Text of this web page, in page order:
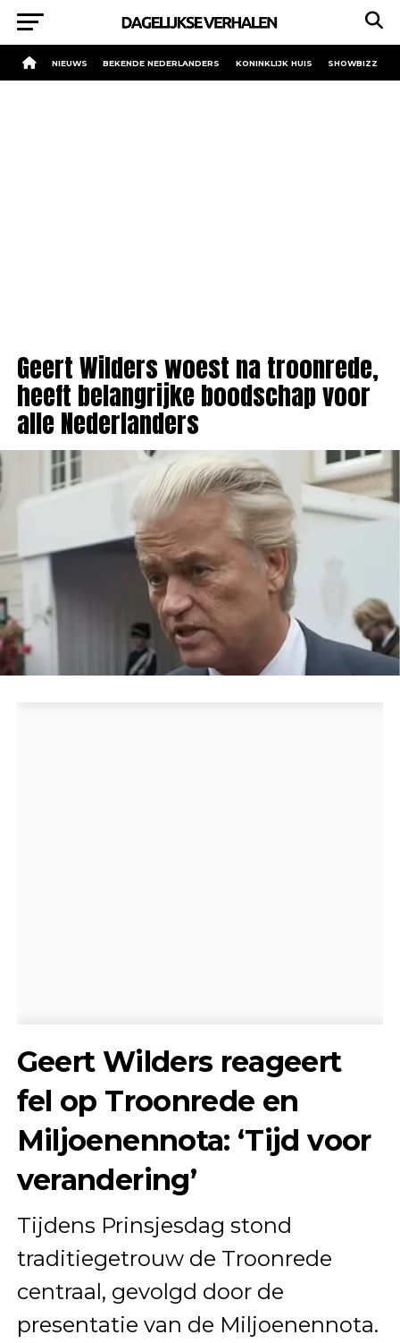
NIEUWS BEKENDE NEDERLANDERS KONINKLIJK HUIS SHOWBIZZ
Geert Wilders woest na troonrede,
heeft belangrijke boodschap voor
alle Nederlanders
Geert Wilders reageert
fel op Troonrede en
Miljoenennota: ‘Tijd voor
verandering’
Tijdens Prinsjesdag stond
traditiegetrouw de Troonrede
centraal, gevolgd door de
presentatie van de Miljoenennota.